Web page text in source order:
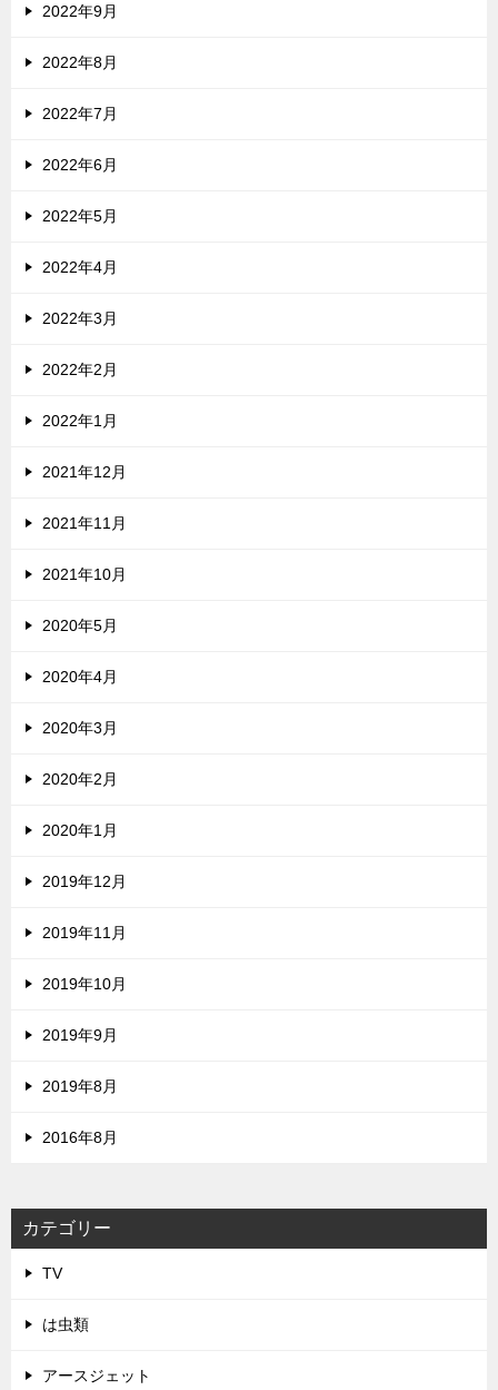
2022年9月
2022年8月
2022年7月
2022年6月
2022年5月
2022年4月
2022年3月
2022年2月
2022年1月
2021年12月
2021年11月
2021年10月
2020年5月
2020年4月
2020年3月
2020年2月
2020年1月
2019年12月
2019年11月
2019年10月
2019年9月
2019年8月
2016年8月
カテゴリー
TV
は虫類
アースジェット